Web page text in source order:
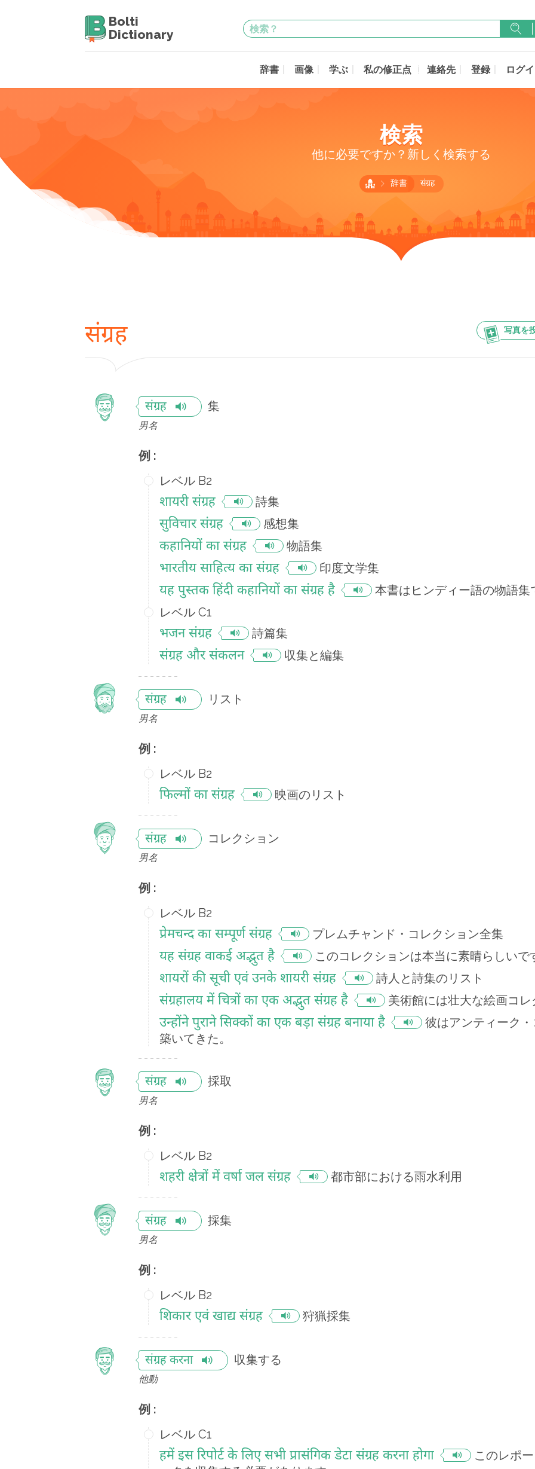
Bolti
Dictionary
辞書 画像 学ぶ 私の修正点 連絡先 登録 ログ
検索
他に必要ですか？新しく検索する
辞書 संग्रह
写真を
संग्रह
संग्रह 集
男名
例 :
レベル B2
शायरी संग्रह 詩集
सुविचार संग्रह 感想集
कहानियों का संग्रह 物語集
भारतीय साहित्य का संग्रह 印度文学集
यह पुस्तक हिंदी कहानियों का संग्रह है
本書はヒンディー語の物語集
レベル C1
भजन संग्रह 詩篇集
संग्रह और संकलन 収集と編集
संग्रह リスト
男名
例 :
レベル B2
फिल्मों का संग्रह 映画のリスト
संग्रह コレクション
男名
例 :
レベル B2
प्रेमचन्द का सम्पूर्ण संग्रह プレムチャンド・コレクション全集
यह संग्रह वाकई अद्भुत है このコレクションは本当に素晴らしいで
शायरों की सूची एवं उनके शायरी संग्रह 詩人と詩集のリスト
संग्रहालय में चित्रों का एक अद्भुत संग्रह है 美術館には壮大な絵画コ
उन्होंने पुराने सिक्कों का एक बड़ा संग्रह बनाया है
彼はアンティーク
築いてきた。
संग्रह 採取
男名
例 :
レベル B2
शहरी क्षेत्रों में वर्षा जल संग्रह 都市部における雨水利用
संग्रह 採集
男名
例 :
レベル B2
शिकार एवं खाद्य संग्रह 狩猟採集
संग्रह करना 収集する
他動
例 :
レベル C1
हमें इस रिपोर्ट के लिए सभी प्रासंगिक डेटा संग्रह करना होगा
このレポ